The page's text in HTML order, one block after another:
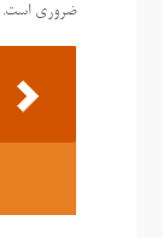
ضروری است.